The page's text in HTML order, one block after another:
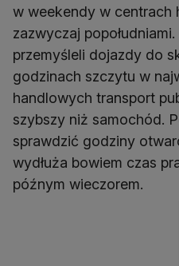
w weekendy w centrach
zazwyczaj
przemyśleli dojazdy do
godzinach szczytu w
handlowych transport
szybszy niż samochód.
sprawdzić godziny
wydłuża bowiem czas
późnym wieczorem.